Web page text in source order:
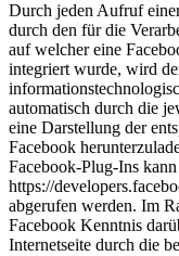
Durch jeden Aufruf
durch den für die
auf welcher eine
integriert wurde, wird
automatisch durch die
eine Darstellung der
Facebook
Facebook-Plug-Ins
https://
abgerufen werden. Im
Facebook Kenntnis
Internetseite durch die